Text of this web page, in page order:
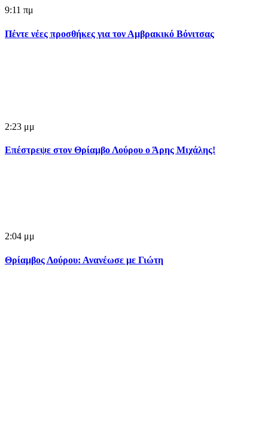
9:11 πμ
Πέντε νέες προσθήκες για τον Αμβρακικό Βόνιτσας
2:23 μμ
Επέστρεψε στον Θρίαμβο Λούρου ο Άρης Μιχάλης!
2:04 μμ
Θρίαμβος Λούρου: Ανανέωσε με Γιώτη